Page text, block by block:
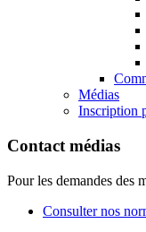
Médias
Inscription
Contact médias
Pour les demandes des
Consulter nos